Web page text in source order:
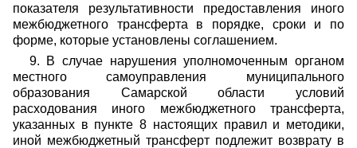
показателя результативности предоставления иного
межбюджетного трансферта в порядке, сроки и по
форме, которые установлены соглашением.
9. В случае нарушения уполномоченным органом
местного самоуправления муниципального
образования Самарской области условий
расходования иного межбюджетного трансферта,
указанных в пункте 8 настоящих правил и методики,
иной межбюджетный трансферт подлежит возврату в